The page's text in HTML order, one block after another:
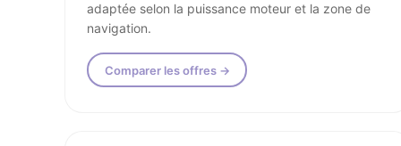
adaptée selon la puissance moteur et la zone de
navigation.
Comparer les offres →